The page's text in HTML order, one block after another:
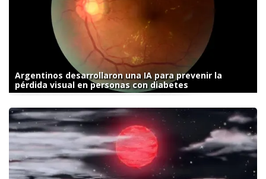
Argentinos desarrollaron una IA para prevenir la
pérdida visual en personas con diabetes